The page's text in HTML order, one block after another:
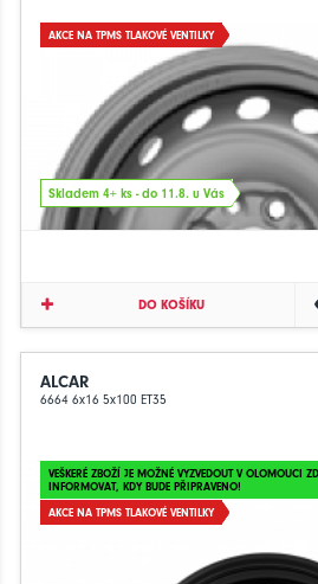
AKCE NA TPMS TLAKOVÉ VENTILKY
Skladem 4+ ks - do 11.8. u Vás
DO KOŠÍKU
ALCAR
6664 6x16 5x100 ET35
VEŠKERÉ ZBOŽÍ JE MOŽNÉ VYZVEDOUT V OLOMOUCI
INFORMOVAT, KDY BUDE PŘIPRAVENO!
AKCE NA TPMS TLAKOVÉ VENTILKY